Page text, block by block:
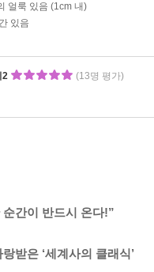
얼룩 있음 (1cm 내)
있음
2 (13명 평가)
간이 반드시 온다!”
받은 ‘세계사의 클래식’